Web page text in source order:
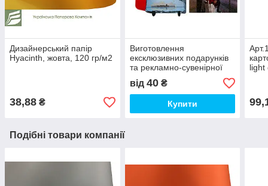
Дизайнерський папір
Hyacinth, жовта, 120 гр/м2
38,88 ₴
Виготовлення
ексклюзивних подарунків
та рекламно-сувенірної
продукції (друк на чашках,
футболках і т. д)
від 40₴
Купити
light
Подібні товари компанії